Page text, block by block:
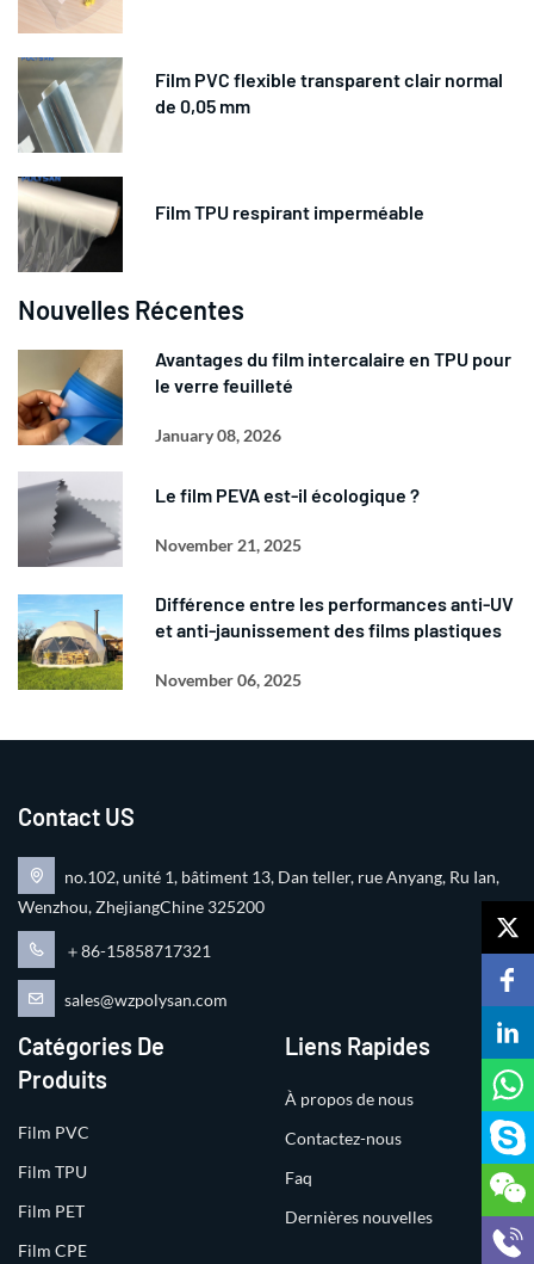
Film PVC flexible transparent clair normal
de 0,05 mm
Film TPU respirant imperméable
Nouvelles Récentes
Avantages du film intercalaire en TPU pour
le verre feuilleté
January 08, 2026
Le film PEVA est-il écologique ?
November 21, 2025
Différence entre les performances anti-UV
et anti-jaunissement des films plastiques
November 06, 2025
Contact US
no.102, unité 1, bâtiment 13, Dan teller, rue Anyang, Ru Ian,
Wenzhou, ZhejiangChine 325200
＋86-15858717321
sales@wzpolysan.com
Catégories De
Produits
Film PVC
Film TPU
Film PET
Film CPE
Liens Rapides
À propos de nous
Contactez-nous
Faq
Dernières nouvelles